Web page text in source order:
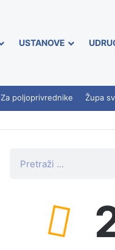
USTANOVE
Za poljoprivrednike Župa